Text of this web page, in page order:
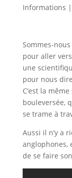
Informations |
Sommes-
pour aller
une
pour nous
C’est la
bouleversée,
se trame à
Aussi il n’y a
anglophones,
de se faire